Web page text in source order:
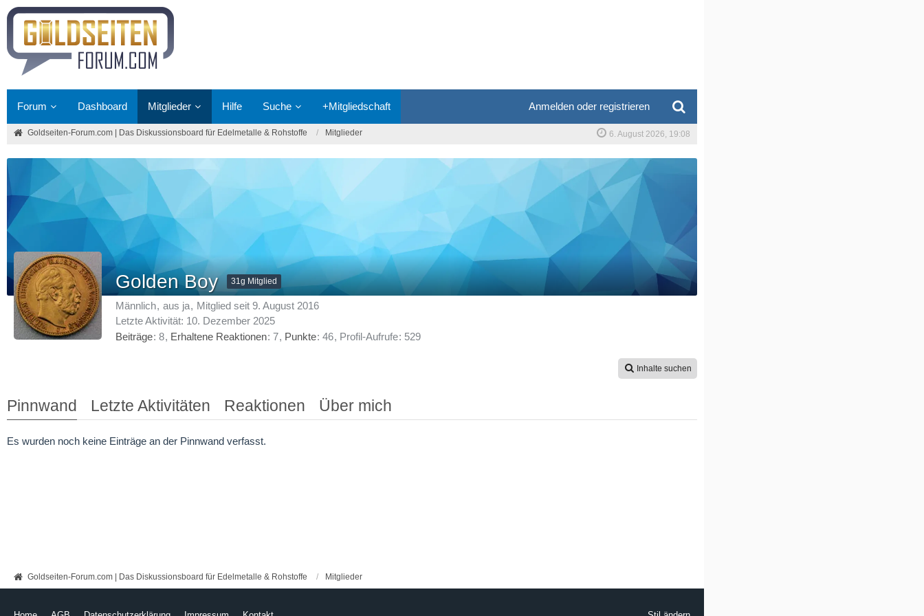
Forum Dashboard Mitglieder Hilfe Suche +Mitgliedschaft Anmelden oder registrieren
Goldseiten-Forum.com | Das Diskussionsboard für Edelmetalle & Rohstoffe Mitglieder
Goldseiten-Forum.com | Das Diskussionsboard für Edelmetalle & Rohstoffe Mitglieder 6. August 2026, 19:08
Golden Boy 31g Mitglied
Männlich aus ja
Mitglied seit 9. August 2016
Letzte Aktivität: 10. Dezember 2025
Beiträge 8 Erhaltene Reaktionen 7 Punkte 46 Profil-Aufrufe 529
Inhalte suchen
Pinnwand Letzte Aktivitäten Reaktionen Über mich
Es wurden noch keine Einträge an der Pinnwand verfasst.